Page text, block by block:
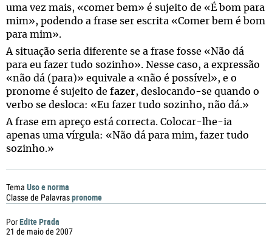
PorEdite Prada
21 de maio de 2007
uma vez mais, «comer bem» é sujeito de «É bom para
mim», podendo a frase ser escrita «Comer bem é bom
para mim».
A situação seria diferente se a frase fosse «Não dá
para eu fazer tudo sozinho». Nesse caso, a expressão
«não dá (para)» equivale a «não é possível», e o
pronome é sujeito de fazer, deslocando-se quando o
verbo se desloca: «Eu fazer tudo sozinho, não dá.»
A frase em apreço está correcta. Colocar-lhe-ia
apenas uma vírgula: «Não dá para mim, fazer tudo
sozinho.»
Tema Uso e norma
Classe de Palavraspronome